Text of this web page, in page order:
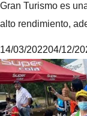
Gran Turismo es
alto rendimiento,
M
i
k
14/03/202204/12/